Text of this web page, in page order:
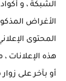
الشبكة ، و
الأغراض
المحتوى
هذه
أو بآخر على